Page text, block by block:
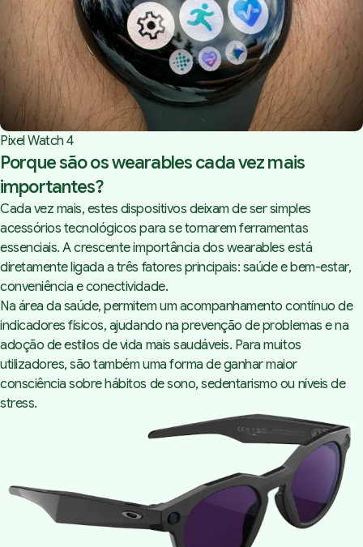
Pixel Watch 4
Porque são os wearables cada vez mais
importantes?
Cada vez mais, estes dispositivos deixam de ser simples
acessórios tecnológicos para se tornarem ferramentas
essenciais. A crescente importância dos wearables está
diretamente ligada a três fatores principais: saúde e bem-estar,
conveniência e conectividade.
Na área da saúde, permitem um acompanhamento contínuo de
indicadores físicos, ajudando na prevenção de problemas e na
adoção de estilos de vida mais saudáveis. Para muitos
utilizadores, são também uma forma de ganhar maior
consciência sobre hábitos de sono, sedentarismo ou níveis de
stress.